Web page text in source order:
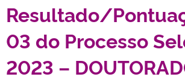
PORTARIAS
Resultado/
03 do Processo
2023 –